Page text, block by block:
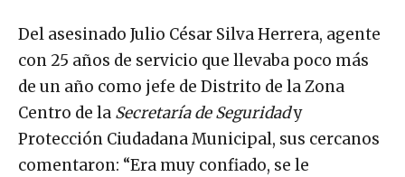
Del asesinado Julio César Silva Herrera, agente
con 25 años de servicio que llevaba poco más
de un año como jefe de Distrito de la Zona
Centro de la Secretaría de Seguridady
Protección Ciudadana Municipal, sus cercanos
comentaron: “Era muy confiado, se le